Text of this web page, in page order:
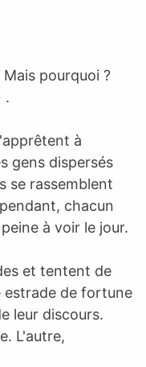
pourquoi ?
.
à
gens dispersés
se rassemblent
chacun
à voir le jour.
et tentent de
estrade de fortune
leur discours.
L'autre,